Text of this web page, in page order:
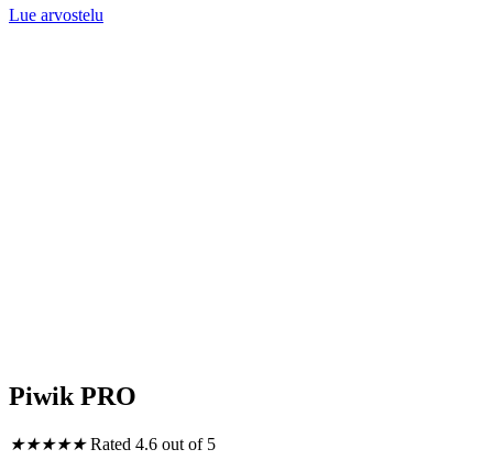
Lue arvostelu
Piwik PRO
★★★★★ Rated 4.6 out of 5